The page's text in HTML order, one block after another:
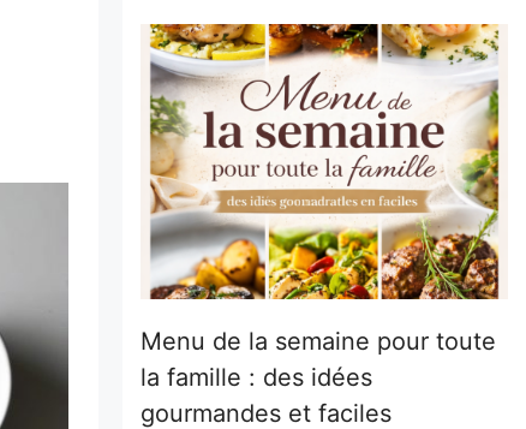
Menu de la semaine pour toute
la famille : des idées
gourmandes et faciles